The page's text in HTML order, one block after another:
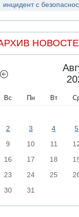
инцидент с
Вс Пн Вт
2
3 4 5
9
10 11
16
17 18
23
24 25
30
31